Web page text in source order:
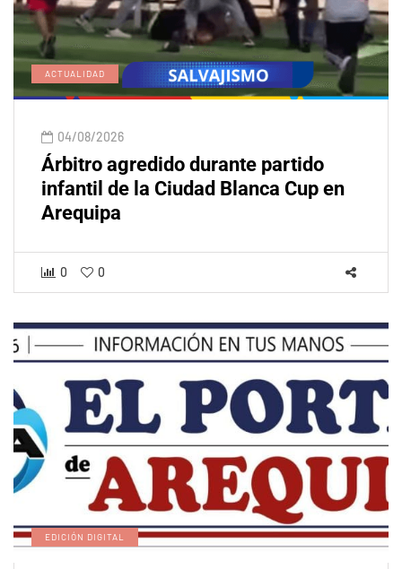
ACTUALIDAD
04/08/2026
Árbitro agredido durante partido
infantil de la Ciudad Blanca Cup en
Arequipa
0 0
EDICIÓN DIGITAL